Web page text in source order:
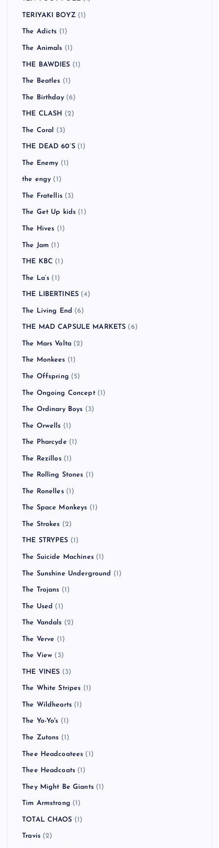
TERIYAKI BOYZ(1)
The Adicts (1)
The Animals (1)
THE BAWDIES (1)
The Beatles (1)
The Birthday(6)
THE CLASH (2)
The Coral (3)
THE DEAD 60’S(1)
The Enemy (1)
the engy (1)
The Fratellis(3)
The Get Up kids (1)
The Hives (1)
The Jam (1)
THE KBC (1)
The La’s (1)
THE LIBERTINES (4)
The Living End (6)
THE MAD CAPSULE MARKETS (6)
The Mars Volta (2)
The Monkees (1)
The Offspring (5)
The Ongoing Concept(1)
The Ordinary Boys (3)
The Orwells (1)
The Pharcyde (1)
The Rezillos(1)
The Rolling Stones (1)
The Ronelles(1)
The Space Monkeys (1)
The Strokes (2)
THE STRYPES (1)
The Suicide Machines(1)
The Sunshine Underground (1)
The Trojans (1)
The Used (1)
The Vandals (2)
The Verve (1)
The View (3)
THE VINES (3)
The White Stripes (1)
The Wildhearts (1)
The Yo-Yo's (1)
The Zutons (1)
Thee Headcoatees (1)
Thee Headcoats (1)
They Might Be Giants(1)
Tim Armstrong (1)
TOTAL CHAOS (1)
Travis(2)